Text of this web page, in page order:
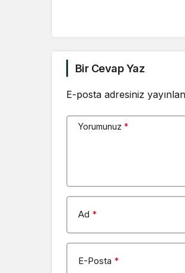
Bir Cevap Yaz
E-posta adresiniz
Yorumunuz *
Ad *
E-Posta *